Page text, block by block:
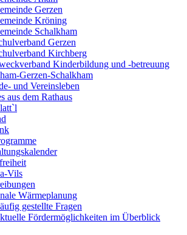
Gerzen
Kröning
Schalkham
Gerzen
Kirchberg
Kinderbildung und -betreuung
Gerzen-Schalkham
und Vereinsleben
aus dem Rathaus
Vils
Wärmeplanung
gestellte Fragen
Fördermöglichkeiten im Überblick